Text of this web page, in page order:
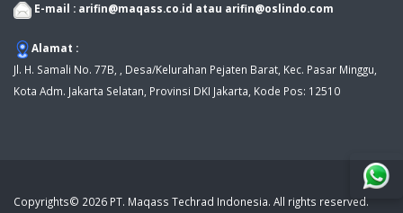
E-mail : arifin@maqass.co.id atau arifin@oslindo.com
Alamat :
Jl. H. Samali No. 77B, , Desa/Kelurahan Pejaten Barat, Kec. Pasar Minggu,
Kota Adm. Jakarta Selatan, Provinsi DKI Jakarta, Kode Pos: 12510
Copyrights© 2026 PT. Maqass Techrad Indonesia. All rights reserved.